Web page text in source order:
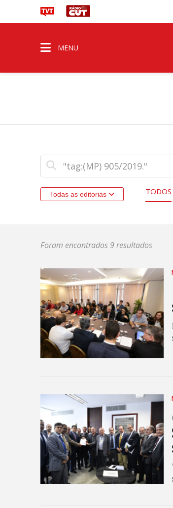
MENU
Todas as editorias TODOS
Foram encontrados 9 resultados